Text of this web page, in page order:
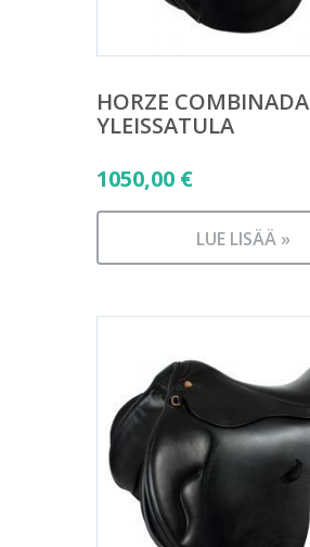
HORZE COMBINADA
YLEISSATULA
1050,00 €
LUE LISÄÄ »